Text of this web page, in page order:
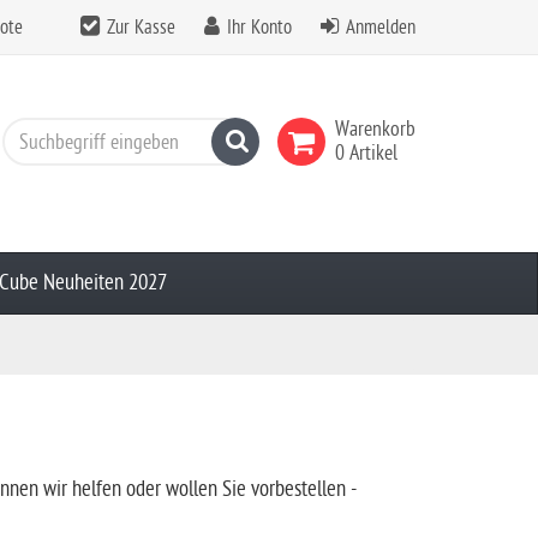
Zur Kasse Ihr Konto Anmelden
Warenkorb
0 Artikel
Suchen
Cube Neuheiten 2027
wir helfen oder wollen Sie vorbestellen -